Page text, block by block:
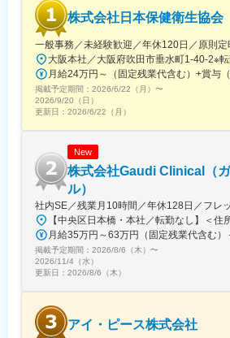
■基礎研修が充実：
入社後1か月は研修期間となります。ビ
研修が入社後研修としてあり、PC慣れ
入社いただけます。
■配属後も丁寧なフォロー：
現場配属後は、OJTで独り立ちまでサポ
ォローアップ研修や、専門性を高める
様々な研修をご用意しています。
・ご自宅から1時間程度で通える施設を
・スーパーフレックスタイム制を導入
のスケジュールに合わせて始業、就業
・5日間のリフレッシュ休暇制度や、時
暇。
・産前産後休暇（妊娠中時短勤務あり
得できる育児休業、
復帰後は短時間勤務制度の利用も可能。
株式会社日本保健衛生協会
一般事務／未経験歓迎／年休120日／原則定
掲載予定期間： 2026/6/22（月） 〜
2026/9/20（日）
更新日： 2026/6/22（月）
New
株式会社Gaudi Clinical（
ル）
社内SE／残業月10時間／年休128日／フレ
掲載予定期間： 2026/8/6（木） 〜
2026/11/4（水）
更新日： 2026/8/6（木）
アイ・ピース株式会社